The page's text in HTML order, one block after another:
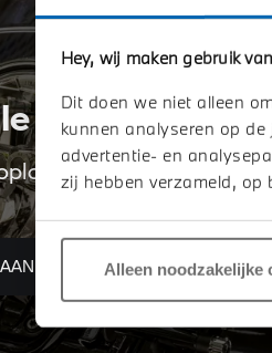
Hey, wij maken gebruik
Dit doen we niet alleen
kunnen analyseren op
advertentie- en
zij hebben verzameld, op
Alleen noodzakelijke
verlichting.
maken hem